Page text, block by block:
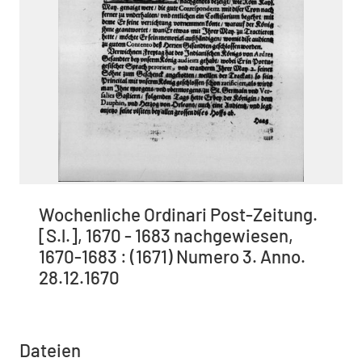
Wochenliche Ordinari Post-Zeitung.
[S.l.], 1670 - 1683 nachgewiesen,
1670-1683 : (1671) Numero 3. Anno.
28.12.1670
Dateien